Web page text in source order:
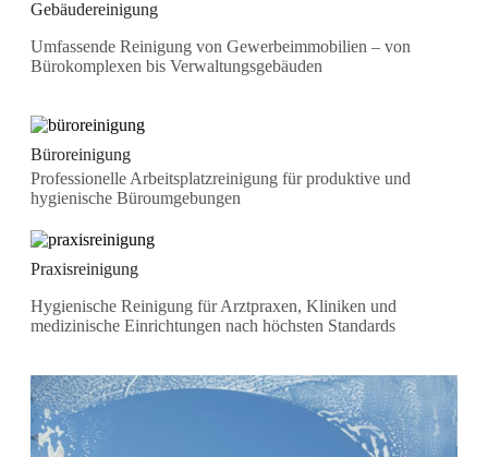
Gebäudereinigung
Umfassende Reinigung von Gewerbeimmobilien – von
Bürokomplexen bis Verwaltungsgebäuden
Büroreinigung
Professionelle Arbeitsplatzreinigung für produktive und
hygienische Büroumgebungen
Praxisreinigung
Hygienische Reinigung für Arztpraxen, Kliniken und
medizinische Einrichtungen nach höchsten Standards